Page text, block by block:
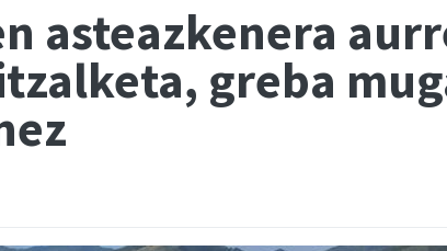
asteazkenera
greba